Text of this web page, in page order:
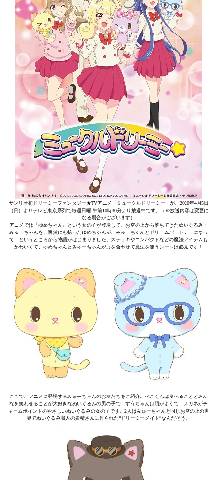
サンリオ初ドリーミーファンタジー★TVアニメ「ミュークルドリーミー」が、2020年4月5日
（日）よりテレビ東京系列で毎週日曜 午前10時30分より放送中です。（※放送内容は変更に
なる場合がございます）
アニメでは『ゆめちゃん』という女の子が登場して、お空の上から落ちてきたぬいぐるみ・
みゅーちゃんを、偶然にも拾ったゆめちゃんが、みゅーちゃんとドリームパートナーになっ
て…というところから物語がはじまりました。ステッキやコンパクトなどの魔法アイテムも
かわいくて、ゆめちゃんとみゅーちゃんが力を合わせて魔法を使うシーンは必見です！
ここで、アニメに登場するみゅーちゃんのお友だちをご紹介。ぺこくんは食べることとみん
なを笑わせることが大好きなぬいぐるみの男の子で、すうちゃんは頭がよくて、メガネがチ
ャームポイントのやさしいぬいぐるみの女の子です。2人はみゅーちゃんと同じお空の上の世
界でぬいぐるみ職人の妖精さんに作られた“ドリーミーメイト”なんだそう。